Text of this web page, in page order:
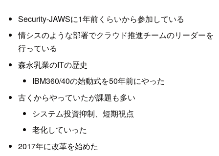
Security-JAWSに1年前くらいから参加している
情シスのような部署でクラウド推進チームのリーダーを
行っている
森永乳業のITの歴史
IBM360/40の始動式を50年前にやった
古くからやっていたが課題も多い
システム投資抑制、短期視点
老化していった
2017年に改革を始めた